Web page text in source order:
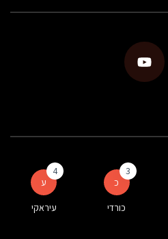
כ
3
כורדי
ע
4
עיראקי